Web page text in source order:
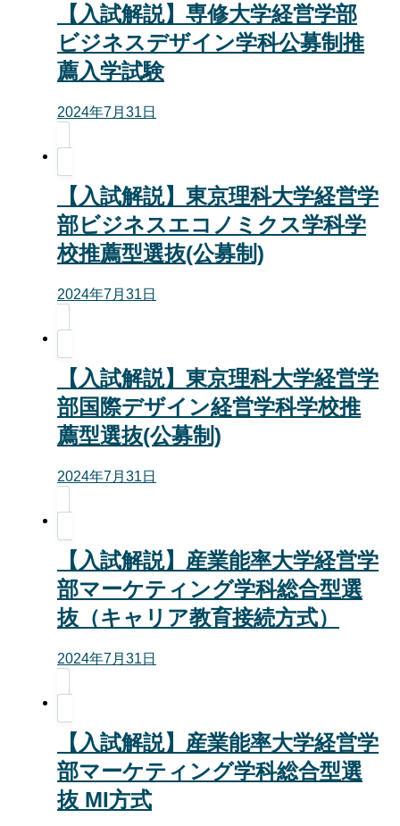
【入試解説】専修大学経営学部
ビジネスデザイン学科公募制推
薦入学試験
2024年7月31日
【入試解説】東京理科大学経営学
部ビジネスエコノミクス学科学
校推薦型選抜(公募制)
2024年7月31日
【入試解説】東京理科大学経営学
部国際デザイン経営学科学校推
薦型選抜(公募制)
2024年7月31日
【入試解説】産業能率大学経営学
部マーケティング学科総合型選
抜（キャリア教育接続方式）
2024年7月31日
【入試解説】産業能率大学経営学
部マーケティング学科総合型選
抜 MI方式